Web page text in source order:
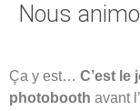
Nous
Ça y est… C’est le
photobooth avant